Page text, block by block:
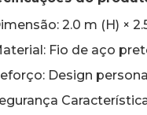
2.0 m (H) ×
Fio de aço
Design